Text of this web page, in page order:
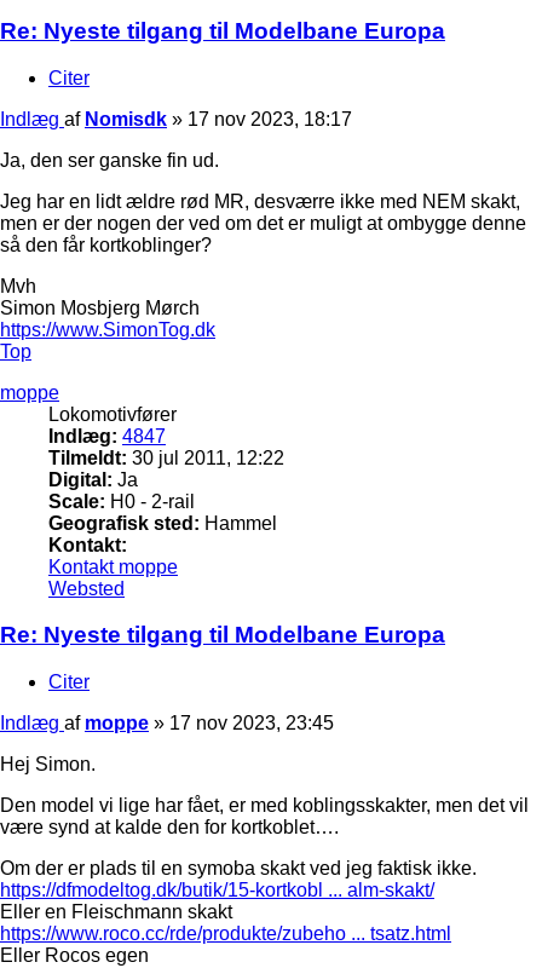
Re: Nyeste tilgang til Modelbane Europa
Citer
Indlæg af Nomisdk » 17 nov 2023, 18:17
Ja, den ser ganske fin ud.
Jeg har en lidt ældre rød MR, desværre ikke med NEM skakt,
men er der nogen der ved om det er muligt at ombygge denne
så den får kortkoblinger?
Mvh
Simon Mosbjerg Mørch
https://www.SimonTog.dk
Top
moppe
Lokomotivfører
Indlæg: 4847
Tilmeldt: 30 jul 2011, 12:22
Digital: Ja
Scale: H0 - 2-rail
Geografisk sted: Hammel
Kontakt:
Kontakt moppe
Websted
Re: Nyeste tilgang til Modelbane Europa
Citer
Indlæg af moppe » 17 nov 2023, 23:45
Hej Simon.
Den model vi lige har fået, er med koblingsskakter, men det vil
være synd at kalde den for kortkoblet….
Om der er plads til en symoba skakt ved jeg faktisk ikke.
https://dfmodeltog.dk/butik/15-kortkobl ... alm-skakt/
Eller en Fleischmann skakt
https://www.roco.cc/rde/produkte/zubeho ... tsatz.html
Eller Rocos egen